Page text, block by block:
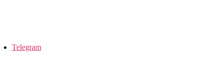
Telegram